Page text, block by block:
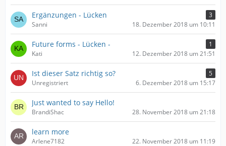
Ergänzungen - Lücken
3
Sanni
18. Dezember 2018 um 10:11
Future forms - Lücken -
1
Kati
12. Dezember 2018 um 21:51
Ist dieser Satz richtig so?
5
Unregistriert
6. Dezember 2018 um 15:17
Just wanted to say Hello!
BrandiShac 28. November 2018 um 21:18
learn more
Arlene7182 22. November 2018 um 11:19